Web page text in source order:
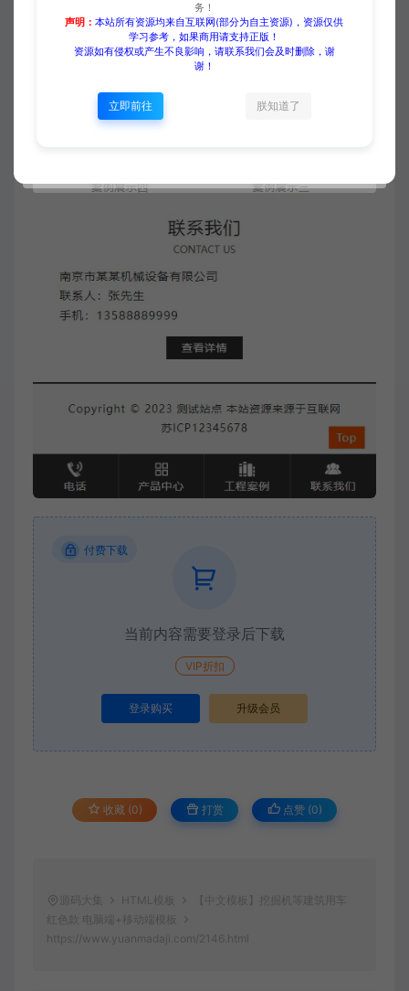
付费下载
当前内容需要登录后下载
VIP折扣
登录购买 升级会员
收藏 (0) 打赏 点赞 (0)
源码大集 HTML模板
【中文模板】挖掘机等建筑用车
红色款 电脑端+移动端模板
https://www.yuanmadaji.com/2146.html
务！
声明：本站所有资源均来自互联网(部分为自主资源)，资源仅供
学习参考，如果商用请支持正版！
资源如有侵权或产生不良影响，请联系我们会及时删除，谢
谢！
立即前往 朕知道了